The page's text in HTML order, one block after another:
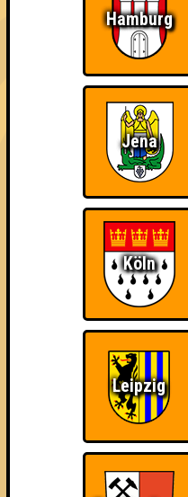
Quizveteran
Wir
The Amount of
Teilnahmen is too
damn high
Ich
Teil der Oberschicht
Hamburg
Jena
Köln
Leipzig